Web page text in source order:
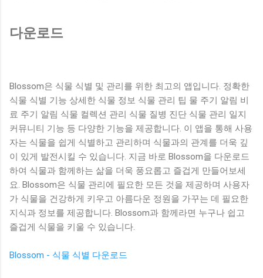
다운로드
Blossom은 식물 식별 및 관리를 위한 최고의 앱입니다. 정확한
식물 식별 기능 상세한 식물 정보 식물 관리 팁 물 주기 알림 비
료 주기 알림 식물 컬렉션 관리 식물 질병 진단 식물 관리 일지
커뮤니티 기능 등 다양한 기능을 제공합니다. 이 앱을 통해 사용
자는 식물을 쉽게 식별하고 관리하며 식물과의 관계를 더욱 깊
이 있게 발전시킬 수 있습니다. 지금 바로 Blossom을 다운로드
하여 식물과 함께하는 삶을 더욱 풍요롭고 즐겁게 만들어보세
요. Blossom은 식물 관리에 필요한 모든 것을 제공하며 사용자
가 식물을 건강하게 키우고 아름다운 정원을 가꾸는 데 필요한
지식과 정보를 제공합니다. Blossom과 함께라면 누구나 쉽고
즐겁게 식물을 키울 수 있습니다.
Blossom - 식물 식별 다운로드